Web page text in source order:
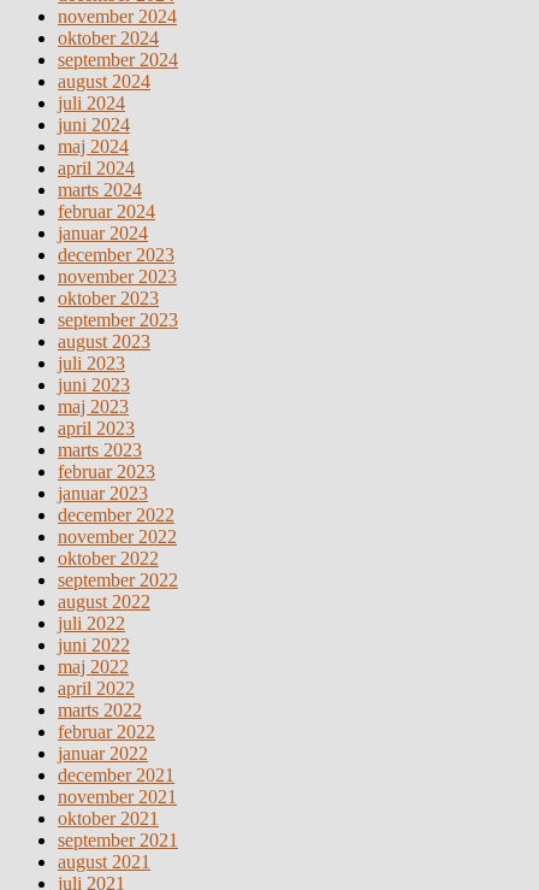
november 2024
oktober 2024
september 2024
august 2024
juli 2024
juni 2024
maj 2024
april 2024
marts 2024
februar 2024
januar 2024
december 2023
november 2023
oktober 2023
september 2023
august 2023
juli 2023
juni 2023
maj 2023
april 2023
marts 2023
februar 2023
januar 2023
december 2022
november 2022
oktober 2022
september 2022
august 2022
juli 2022
juni 2022
maj 2022
april 2022
marts 2022
februar 2022
januar 2022
december 2021
november 2021
oktober 2021
september 2021
august 2021
juli 2021